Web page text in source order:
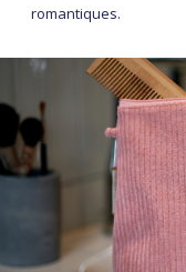
romantiques.